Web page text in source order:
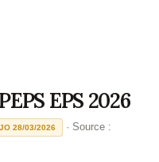
EPS 2026
JO 28/03/2026
· Source :